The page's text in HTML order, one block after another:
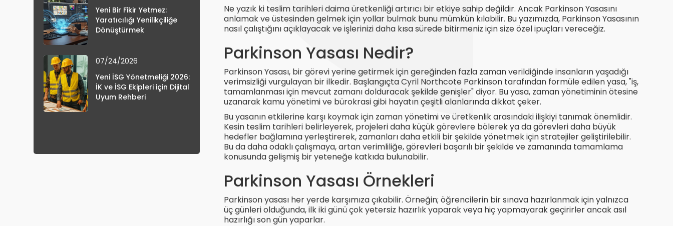
Yeni Bir Fikir Yetmez:
Yaratıcılığı Yenilikçiliğe
Dönüştürmek
07/24/2026
Yeni İSG Yönetmeliği 2026:
İK ve İSG Ekipleri için Dijital
Uyum Rehberi
Ne yazık ki teslim tarihleri daima üretkenliği artırıcı bir etkiye sahip değildir. Ancak Parkinson Yasasını
anlamak ve üstesinden gelmek için yollar bulmak bunu mümkün kılabilir. Bu yazımızda, Parkinson Yasasının
nasıl çalıştığını açıklayacak ve işlerinizi daha kısa sürede bitirmeniz için size özel ipuçları vereceğiz.
Parkinson Yasası Nedir?
Parkinson Yasası, bir görevi yerine getirmek için gereğinden fazla zaman verildiğinde insanların yaşadığı
verimsizliği vurgulayan bir ilkedir. Başlangıçta Cyril Northcote Parkinson tarafından formüle edilen yasa, "iş,
tamamlanması için mevcut zamanı dolduracak şekilde genişler" diyor. Bu yasa, zaman yönetiminin ötesine
uzanarak kamu yönetimi ve bürokrasi gibi hayatın çeşitli alanlarında dikkat çeker.
Bu yasanın etkilerine karşı koymak için zaman yönetimi ve üretkenlik arasındaki ilişkiyi tanımak önemlidir.
Kesin teslim tarihleri belirleyerek, projeleri daha küçük görevlere bölerek ya da görevleri daha büyük
hedefler bağlamına yerleştirerek, zamanları daha etkili bir şekilde yönetmek için stratejiler geliştirilebilir.
Bu da daha odaklı çalışmaya, artan verimliliğe, görevleri başarılı bir şekilde ve zamanında tamamlama
konusunda gelişmiş bir yeteneğe katkıda bulunabilir.
Parkinson Yasası Örnekleri
Parkinson yasası her yerde karşımıza çıkabilir. Örneğin; öğrencilerin bir sınava hazırlanmak için yalnızca
üç günleri olduğunda, ilk iki günü çok yetersiz hazırlık yaparak veya hiç yapmayarak geçirirler ancak asıl
hazırlığı son gün yaparlar.